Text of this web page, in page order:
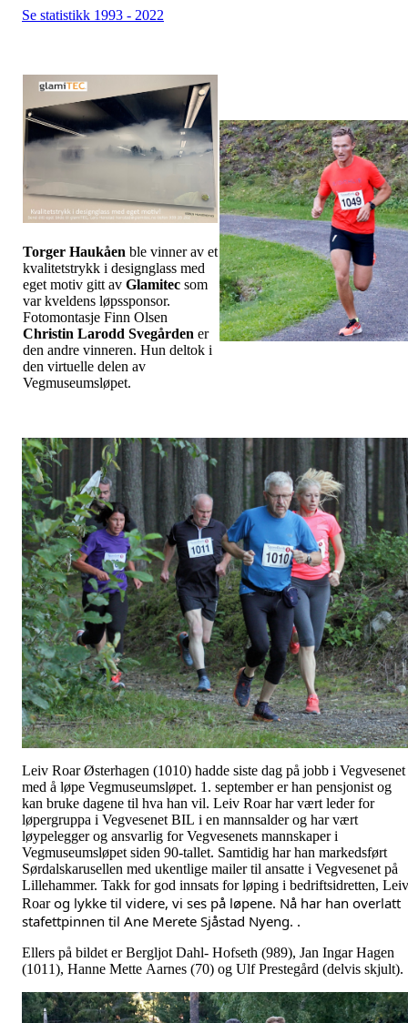
Se statistikk 1993 - 2022
Torger Haukåen ble vinner av et
kvalitetstrykk i designglass med
eget motiv gitt av Glamitec som
var kveldens løpssponsor.
Fotomontasje Finn Olsen
Christin Larodd Svegården er
den andre vinneren. Hun deltok i
den virtuelle delen av
Vegmuseumsløpet.
Leiv Roar Østerhagen (1010) hadde siste dag på jobb i Vegvesenet
med å løpe Vegmuseumsløpet. 1. september er han pensjonist og
kan bruke dagene til hva han vil. Leiv Roar har vært leder for
løpergruppa i Vegvesenet BIL i en mannsalder og har vært
løypelegger og ansvarlig for Vegvesenets mannskaper i
Vegmuseumsløpet siden 90-tallet. Samtidig har han markedsført
Sørdalskarusellen med ukentlige mailer til ansatte i Vegvesenet på
Lillehammer. Takk for god innsats for løping i bedriftsidretten, Leiv
Roarog lykke til videre, vi ses på løpene. Nå har han overlatt
stafettpinnen til Ane Merete Sjåstad Nyeng. .
Ellers på bildet er Bergljot Dahl- Hofseth (989), Jan Ingar Hagen
(1011), Hanne Mette Aarnes (70) og Ulf Prestegård (delvis skjult).